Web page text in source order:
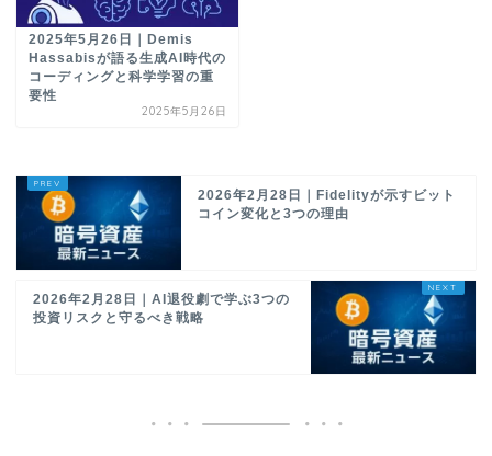
2025年5月26日｜Demis
Hassabisが語る生成AI時代の
コーディングと科学学習の重
要性
2025年5月26日
2026年2月28日｜Fidelityが示すビット
コイン変化と3つの理由
2026年2月28日｜AI退役劇で学ぶ3つの
投資リスクと守るべき戦略